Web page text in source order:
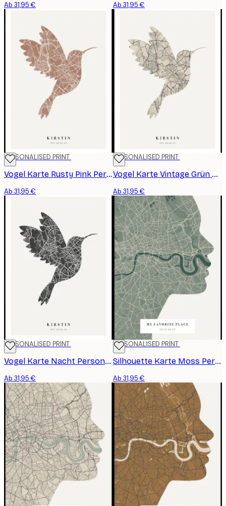
Ab 31,95 € Ab 31,95 €
PERSONALISED PRINT
Vogel Karte Rusty Pink Personalisiert Poster
Ab 31,95 €
PERSONALISED PRINT
Vogel Karte Vintage Grün Personalisiert Poster
Ab 31,95 €
PERSONALISED PRINT
Vogel Karte Nacht Personalisiert Poster
Ab 31,95 €
PERSONALISED PRINT
Silhouette Karte Moss Personalisiert Poster
Ab 31,95 €